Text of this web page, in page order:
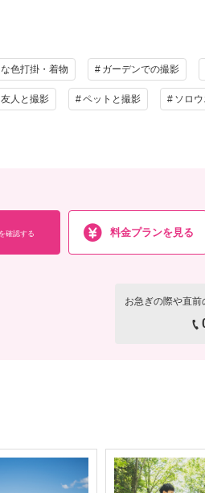
撮影日の空き
色打掛・着物 ガーデンでの撮影
人と撮影 ペットと撮影 ソロ
を確認する 料金プランを見る
お急ぎの際や直